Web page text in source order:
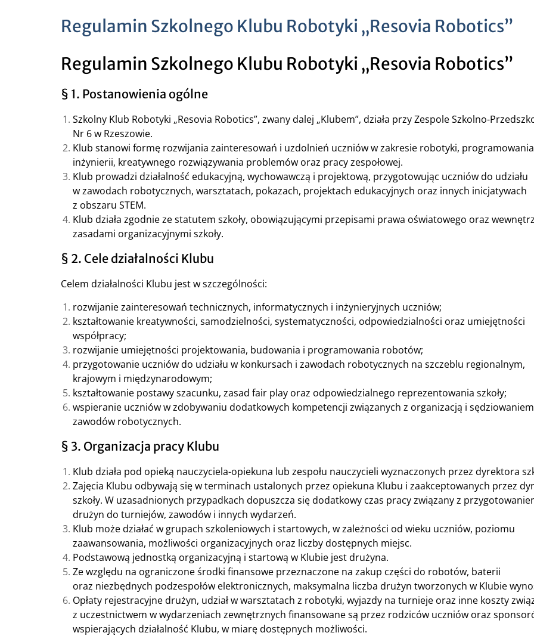
Regulamin Szkolnego Klubu Robotyki „Resovia Robotics”
Regulamin Szkolnego Klubu Robotyki „Resovia Robotics”
§ 1. Postanowienia ogólne
Szkolny Klub Robotyki „Resovia Robotics”, zwany dalej „Klubem”, działa przy Zespole Szkolno-
Nr 6 w Rzeszowie.
Klub stanowi formę rozwijania zainteresowań i uzdolnień uczniów w zakresie robotyki,
inżynierii, kreatywnego rozwiązywania problemów oraz pracy zespołowej.
Klub prowadzi działalność edukacyjną, wychowawczą i projektową, przygotowując uczniów do udziału
w zawodach robotycznych, warsztatach, pokazach, projektach edukacyjnych oraz innych inicjatywach
z obszaru STEM.
Klub działa zgodnie ze statutem szkoły, obowiązującymi przepisami prawa oświatowego oraz
zasadami organizacyjnymi szkoły.
§ 2. Cele działalności Klubu
Celem działalności Klubu jest w szczególności:
rozwijanie zainteresowań technicznych, informatycznych i inżynieryjnych uczniów;
kształtowanie kreatywności, samodzielności, systematyczności, odpowiedzialności oraz umiejętności
współpracy;
rozwijanie umiejętności projektowania, budowania i programowania robotów;
przygotowanie uczniów do udziału w konkursach i zawodach robotycznych na szczeblu regionalnym,
krajowym i międzynarodowym;
kształtowanie postawy szacunku, zasad fair play oraz odpowiedzialnego reprezentowania szkoły;
wspieranie uczniów w zdobywaniu dodatkowych kompetencji związanych z organizacją i sędziowaniem
zawodów robotycznych.
§ 3. Organizacja pracy Klubu
Klub działa pod opieką nauczyciela-opiekuna lub zespołu nauczycieli wyznaczonych przez dyrektora
Zajęcia Klubu odbywają się w terminach ustalonych przez opiekuna Klubu i zaakceptowanych przez
szkoły. W uzasadnionych przypadkach dopuszcza się dodatkowy czas pracy związany z
drużyn do turniejów, zawodów i innych wydarzeń.
Klub może działać w grupach szkoleniowych i startowych, w zależności od wieku uczniów, poziomu
zaawansowania, możliwości organizacyjnych oraz liczby dostępnych miejsc.
Podstawową jednostką organizacyjną i startową w Klubie jest drużyna.
Ze względu na ograniczone środki finansowe przeznaczone na zakup części do robotów, baterii
oraz niezbędnych podzespołów elektronicznych, maksymalna liczba drużyn tworzonych w Klubie
Opłaty rejestracyjne drużyn, udział w warsztatach z robotyki, wyjazdy na turnieje oraz inne koszty
z uczestnictwem w wydarzeniach zewnętrznych finansowane są przez rodziców uczniów oraz
wspierających działalność Klubu, w miarę dostępnych możliwości.